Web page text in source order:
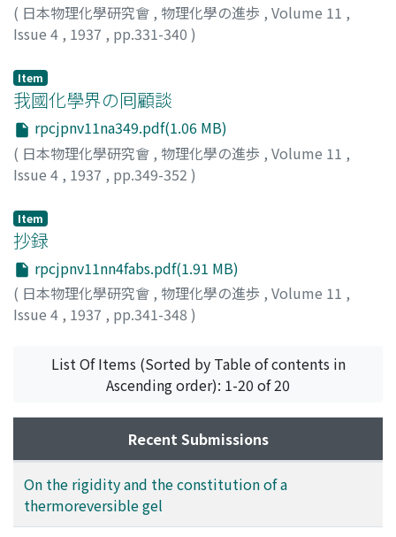
( 日本物理化學研究會 , 物理化學の進歩 , Volume 11 ,
Issue 4 , 1937 , pp.331-340 )
Item
我國化學界の囘顧談
rpcjpnv11na349.pdf(1.06 MB)
( 日本物理化學研究會 , 物理化學の進歩 , Volume 11 ,
Issue 4 , 1937 , pp.349-352 )
Item
抄録
rpcjpnv11nn4fabs.pdf(1.91 MB)
( 日本物理化學研究會 , 物理化學の進歩 , Volume 11 ,
Issue 4 , 1937 , pp.341-348 )
List Of Items (Sorted by Table of contents in
Ascending order): 1-20 of 20
Recent Submissions
On the rigidity and the constitution of a
thermoreversible gel